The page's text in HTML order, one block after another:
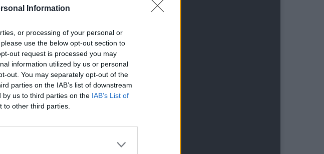
Information
or processing of your personal or
use the below opt-out section to
out request is processed you may
information utilized by us or personal
out. You may separately opt-out of the
parties on the IAB’s list of downstream
by us to third parties on the IAB’s List of
to other third parties.